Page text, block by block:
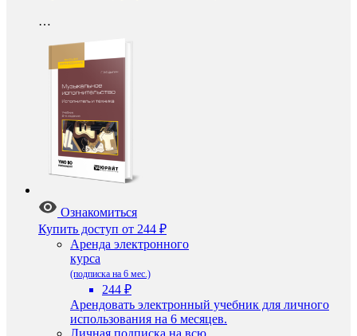
…
Ознакомиться
Купить доступ от 244 ₽
Аренда электронного
курса
(подписка на 6 мес.)
244 ₽
Арендовать электронный учебник для личного
использования на 6 месяцев.
Личная подписка на всю